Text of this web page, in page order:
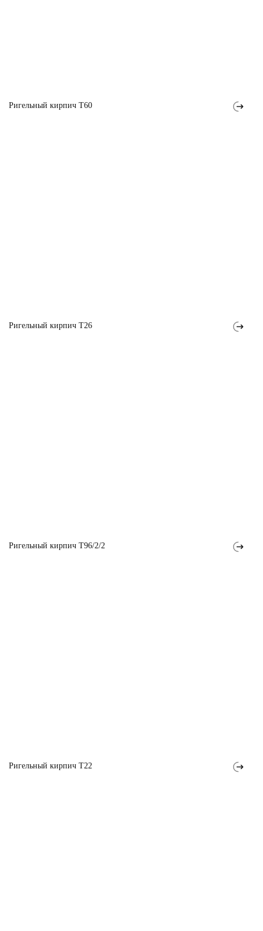
Ригельный кирпич T60
Ригельный кирпич T26
Ригельный кирпич T96/2/2
Ригельный кирпич T22